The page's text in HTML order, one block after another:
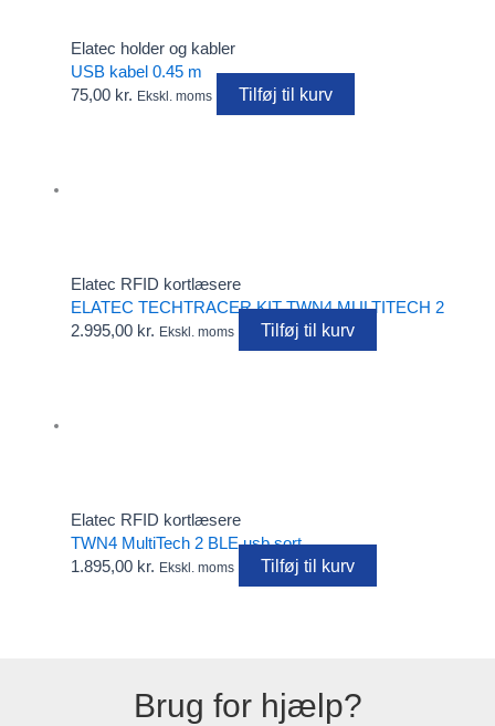
Elatec holder og kabler
USB kabel 0.45 m
75,00 kr. Ekskl. moms Tilføj til kurv
Elatec RFID kortlæsere
ELATEC TECHTRACER KIT TWN4 MULTITECH 2
2.995,00 kr. Ekskl. moms Tilføj til kurv
Elatec RFID kortlæsere
TWN4 MultiTech 2 BLE usb sort
1.895,00 kr. Ekskl. moms Tilføj til kurv
Brug for hjælp?